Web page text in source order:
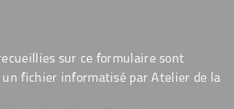
sur ce formulaire sont
un fichier informatisé par Atelier de la